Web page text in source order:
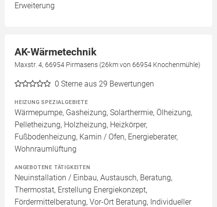
Erweiterung
AK-Wärmetechnik
Maxstr. 4, 66954 Pirmasens (26km von 66954 Knochenmühle)
0 Sterne aus 29 Bewertungen
HEIZUNG SPEZIALGEBIETE
Wärmepumpe, Gasheizung, Solarthermie, Ölheizung,
Pelletheizung, Holzheizung, Heizkörper,
Fußbodenheizung, Kamin / Ofen, Energieberater,
Wohnraumlüftung
ANGEBOTENE TÄTIGKEITEN
Neuinstallation / Einbau, Austausch, Beratung,
Thermostat, Erstellung Energiekonzept,
Fördermittelberatung, Vor-Ort Beratung, Individueller